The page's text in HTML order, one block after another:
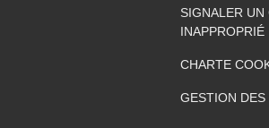
SIGNALER UN
INAPPROPRIÉ
CHARTE
GESTION DES